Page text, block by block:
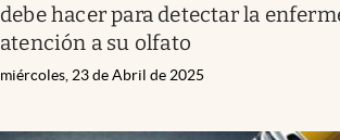
debe hacer para detectar la
atención a su olfato
miércoles, 23 de Abril de 2025